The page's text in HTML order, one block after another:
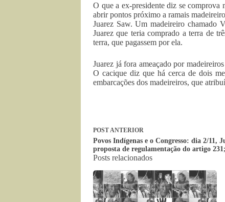
O que a ex-presidente diz se comprova
abrir pontos próximo a ramais
Juarez Saw. Um madeireiro chamado
Juarez que teria comprado a terra de
terra, que pagassem por ela.
Juarez já fora ameaçado por
O cacique diz que há cerca de dois
embarcações dos madeireiros, que
POSTANTERIOR
Povos Indígenas e o Congresso: dia 2/11,
proposta de regulamentação do artigo
Posts relacionados